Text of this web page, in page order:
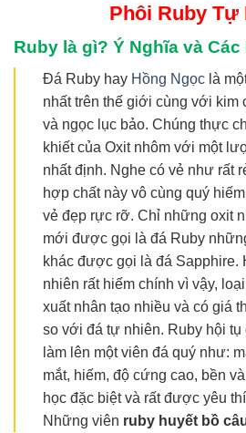
Phôi Ruby Tự
Ruby là gì? Ý Nghĩa và
Đá Ruby hay Hồng Ngọc là
nhất trên thế giới cùng với kim
và ngọc lục bảo. Chúng thực
khiết của Oxit nhôm với một
nhất định. Nghe có vẻ như rất
hợp chất này vô cùng quý
vẻ đẹp rực rỡ. Chỉ những oxit
mới được gọi là đá Ruby
khác được gọi là đá Sapphire.
nhiên rất hiếm chính vì vậy,
xuất nhân tạo nhiều và có giá
so với đá tự nhiên. Ruby hội tụ
làm lên một viên đá quý như:
mắt, hiếm, độ cứng cao, bền
học đặc biệt và rất được yêu
Những viên ruby huyết bồ